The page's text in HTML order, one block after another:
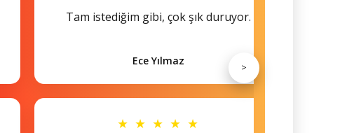
Tam istediğim gibi, çok şık duruyor.
Ece Yılmaz
★ ★ ★ ★ ★
>